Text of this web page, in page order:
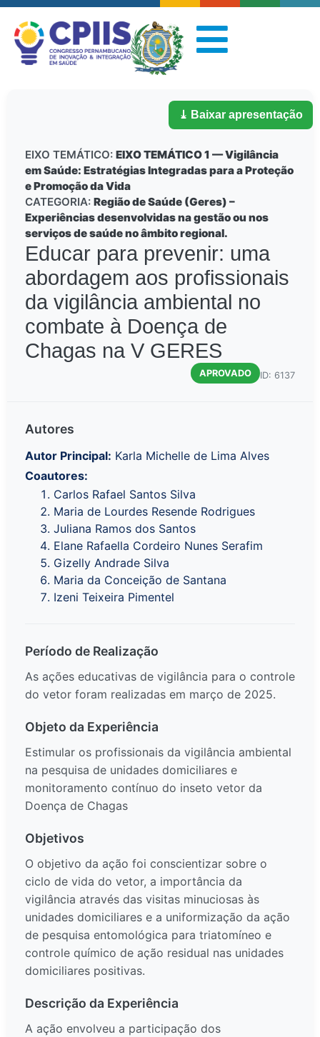
⤓ Baixar apresentação
EIXO TEMÁTICO: EIXO TEMÁTICO 1 — Vigilância
em Saúde: Estratégias Integradas para a Proteção
e Promoção da Vida
CATEGORIA: Região de Saúde (Geres) –
Experiências desenvolvidas na gestão ou nos
serviços de saúde no âmbito regional.
Educar para prevenir: uma
abordagem aos profissionais
da vigilância ambiental no
combate à Doença de
Chagas na V GERES
APROVADO ID: 6137
Autores
Autor Principal: Karla Michelle de Lima Alves
Coautores:
Carlos Rafael Santos Silva
Maria de Lourdes Resende Rodrigues
Juliana Ramos dos Santos
Elane Rafaella Cordeiro Nunes Serafim
Gizelly Andrade Silva
Maria da Conceição de Santana
Izeni Teixeira Pimentel
Período de Realização
As ações educativas de vigilância para o controle
do vetor foram realizadas em março de 2025.
Objeto da Experiência
Estimular os profissionais da vigilância ambiental
na pesquisa de unidades domiciliares e
monitoramento contínuo do inseto vetor da
Doença de Chagas
Objetivos
O objetivo da ação foi conscientizar sobre o
ciclo de vida do vetor, a importância da
vigilância através das visitas minuciosas às
unidades domiciliares e a uniformização da ação
de pesquisa entomológica para triatomíneo e
controle químico de ação residual nas unidades
domiciliares positivas.
Descrição da Experiência
A ação envolveu a participação dos